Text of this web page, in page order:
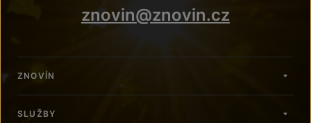
znovin@znovin.cz
ZNOVÍN
SLUŽBY